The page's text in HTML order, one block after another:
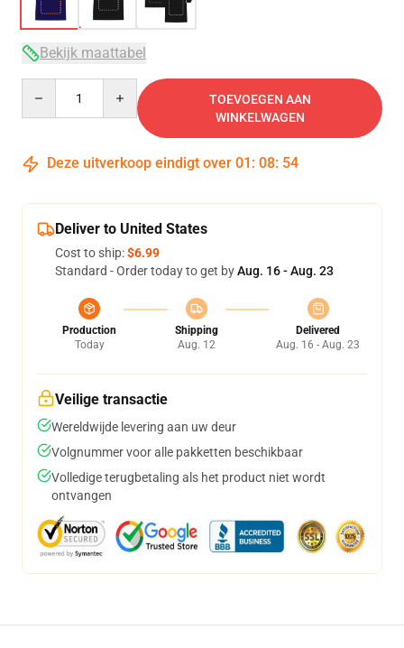
Bekijk maattabel
TOEVOEGEN AAN
WINKELWAGEN
Deze uitverkoop eindigt over 01 : 08: 54
Deliver to United States
Cost to ship:$6.99
Standard - Order today to get byAug. 16 - Aug. 23
Production
Today
Shipping
Aug. 12
Delivered
Aug. 16 - Aug. 23
Veilige transactie
Wereldwijde levering aan uw deur
Volgnummer voor alle pakketten beschikbaar
Volledige terugbetaling als het product niet wordt
ontvangen